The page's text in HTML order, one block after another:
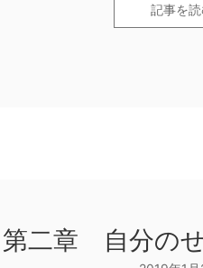
記事を読
第二章 自分の